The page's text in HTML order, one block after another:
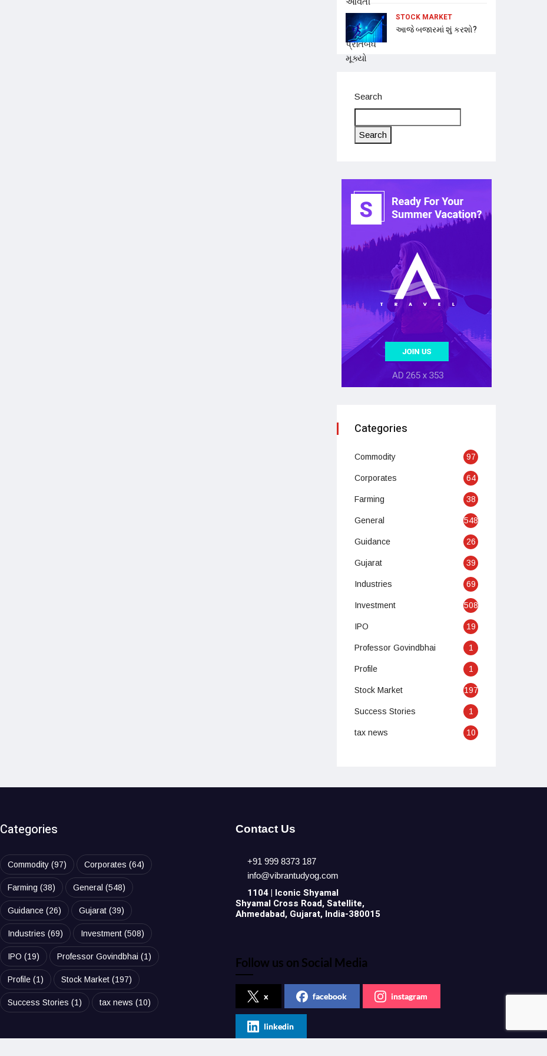
STOCK MARKET
આજે બજારમાં શું કરશો?
Search
Search
Categories
Commodity 97
Corporates 64
Farming 38
General 548
Guidance 26
Gujarat 39
Industries 69
Investment 508
IPO 19
Professor Govindbhai 1
Profile 1
Stock Market 197
Success Stories 1
tax news 10
Categories
Commodity(97) Corporates (64)
Farming (38) General (548)
Guidance(26) Gujarat(39)
Industries (69) Investment(508)
IPO (19) Professor Govindbhai (1)
Profile(1) Stock Market(197)
Success Stories (1) tax news (10)
Contact Us
+91 999 8373 187
info@vibrantudyog.com
1104 | Iconic Shyamal
Shyamal Cross Road, Satellite,
Ahmedabad, Gujarat, India-380015
Follow us on Social Media
x facebook instagram
linkedin